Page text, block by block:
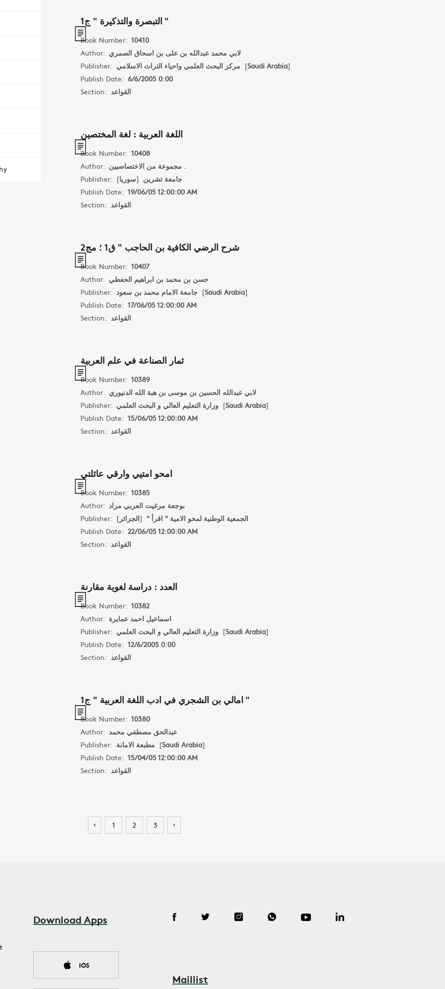
التبصرة والتذكيرة " ج1 "
Book Number: 10410
Author: لابي محمد عبدالله بن على بن اسحاق الصمري
Publisher: مركز البحث العلمي واحياء التراث الاسلامي [Saudi Arabia]
Publish Date: 6/6/2005 0:00
Section: القواعد
اللغة العربية : لغة المختصين
Book Number: 10408
Author:
مجموعة من الاختصاصيين .
Publisher:
جامعة تشرين [سوريا]
Publish Date: 19/06/05 12:00:00 AM
Section: القواعد
شرح الرضي الكافية بن الحاجب " ق1 ؛ مج2
Book Number: 10407
Author: حسن بن محمد بن ابراهيم الحفطي
Publisher: جامعة الامام محمد بن سعود[Saudi Arabia]
Publish Date: 17/06/05 12:00:00 AM
Section: القواعد
ثمار الصناعة في علم العربية
Book Number: 10389
Author: لابي عبدالله الحسين بن موسى بن هبة الله الدنيوري
Publisher: وزارة التعليم العالي و البحث العلمي[Saudi Arabia]
Publish Date: 15/06/05 12:00:00 AM
Section: القواعد
امحو امتيي وارقي عائلتي
Book Number: 10385
Author: بوجعة مرغيت العربي مراد
Publisher:
الجمعية الوطنية لمحو الامية " اقرأ " [الجزائر]
Publish Date: 22/06/05 12:00:00 AM
Section: القواعد
العدد : دراسة لغوية مقارنة
Book Number: 10382
Author: اسماعيل احمد عمايرة
Publisher: وزارة التعليم العالي و البحث العلمي[Saudi Arabia]
Publish Date: 12/6/2005 0:00
Section: القواعد
امالي بن الشجري في ادب اللغة العربية " ج1 "
Book Number: 10380
Author: عبدالحق مصطفي محمد
Publisher: مطبعة الامانة [Saudi Arabia]
Publish Date: 15/04/05 12:00:00 AM
Section: القواعد
‹ 1 2 3 ›
Download Apps
IOS
Maillist